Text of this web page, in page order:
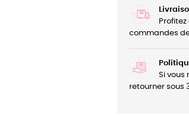
commandes
Si vous
retourner sous